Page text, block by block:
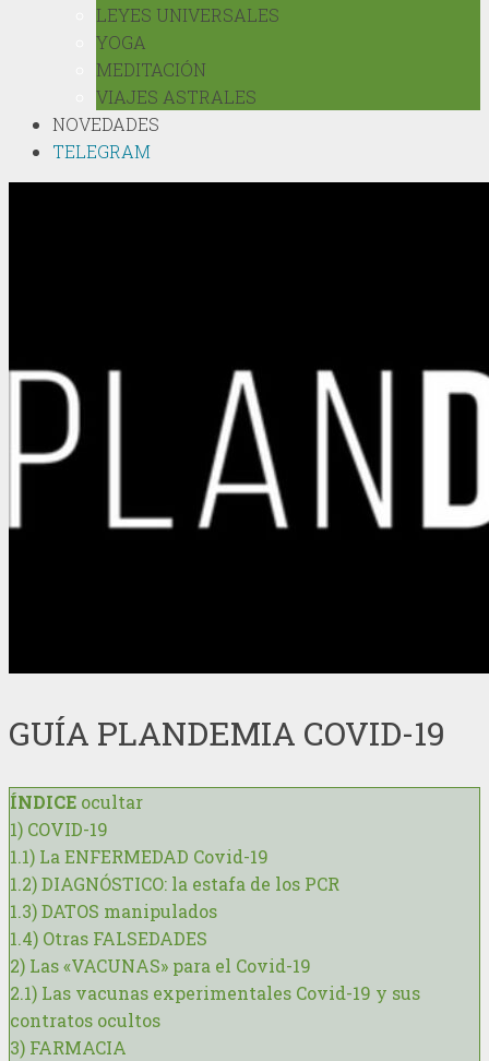
LEYES UNIVERSALES
YOGA
MEDITACIÓN
VIAJES ASTRALES
NOVEDADES
TELEGRAM
GUÍA PLANDEMIA COVID-19
ÍNDICE ocultar
1) COVID-19
1.1) La ENFERMEDAD Covid-19
1.2)DIAGNÓSTICO: la estafa de los PCR
1.3)DATOS manipulados
1.4) Otras FALSEDADES
2) Las «VACUNAS» para el Covid-19
2.1) Las vacunas experimentales Covid-19 y sus
contratos ocultos
3) FARMACIA